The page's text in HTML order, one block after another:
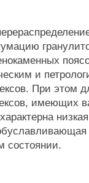
и
При этом
имеющих
состоянии.